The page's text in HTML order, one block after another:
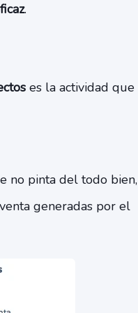
.
es la actividad que
no pinta del todo bien,
generadas por el